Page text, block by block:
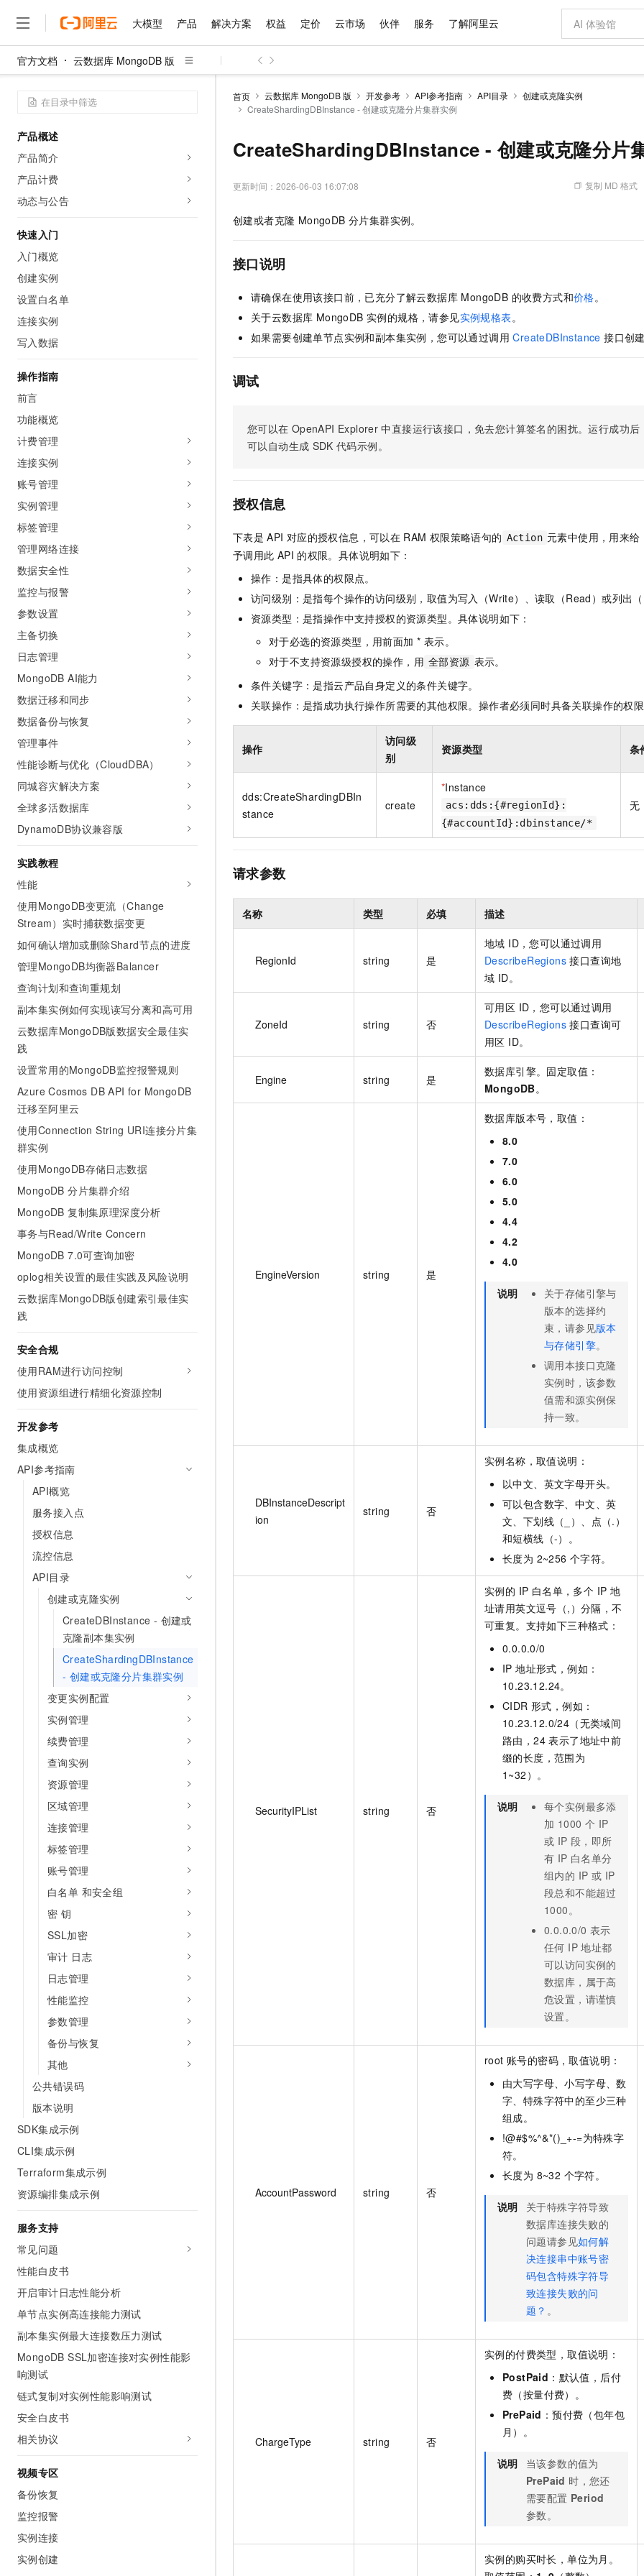
大模型 产品 解决方案 权益 定价 云市场 伙伴 服务 了解阿里云
官方文档 云数据库 MongoDB 版
产品概述
产品简介
产品计费
动态与公告
快速入门
入门概览
创建实例
设置白名单
连接实例
写入数据
操作指南
前言
功能概览
计费管理
连接实例
账号管理
实例管理
标签管理
管理网络连接
数据安全性
监控与报警
参数设置
主备切换
日志管理
MongoDB AI能力
数据迁移和同步
数据备份与恢复
管理事件
性能诊断与优化（CloudDBA）
同城容灾解决方案
全球多活数据库
DynamoDB协议兼容版
实践教程
性能
使用MongoDB变更流（Change
Stream）实时捕获数据变更
如何确认增加或删除Shard节点的进度
管理MongoDB均衡器Balancer
查询计划和查询重规划
副本集实例如何实现读写分离和高可用
云数据库MongoDB版数据安全最佳实
践
设置常用的MongoDB监控报警规则
Azure Cosmos DB API for MongoDB
迁移至阿里云
使用Connection String URI连接分片集
群实例
使用MongoDB存储日志数据
MongoDB 分片集群介绍
MongoDB 复制集原理深度分析
事务与Read/Write Concern
MongoDB 7.0可查询加密
oplog相关设置的最佳实践及风险说明
云数据库MongoDB版创建索引最佳实
践
安全合规
使用RAM进行访问控制
使用资源组进行精细化资源控制
开发参考
集成概览
API参考指南
API概览
服务接入点
授权信息
流控信息
API目录
创建或克隆实例
CreateDBInstance - 创建或
克隆副本集实例
CreateShardingDBInstance
- 创建或克隆分片集群实例
变更实例配置
实例管理
续费管理
查询实例
资源管理
区域管理
连接管理
标签管理
账号管理
白名单 和安全组
密 钥
SSL加密
审计 日志
日志管理
性能监控
参数管理
备份与恢复
其他
公共错误码
版本说明
SDK集成示例
CLI集成示例
Terraform集成示例
资源编排集成示例
服务支持
常见问题
性能白皮书
开启审计日志性能分析
单节点实例高连接能力测试
副本集实例最大连接数压力测试
MongoDB SSL加密连接对实例性能影
响测试
链式复制对实例性能影响测试
安全白皮书
相关协议
视频专区
备份恢复
监控报警
实例连接
实例创建
首页 云数据库 MongoDB 版 开发参考 API参考指南 API目录
创建或克隆实例
CreateShardingDBInstance - 创建或克隆分片集群实例
CreateShardingDBInstance - 创建或克隆分片
更新时间： 2026-06-03 16:07:08 复制 MD 格式
创建或者克隆 MongoDB 分片集群实例。
接口说明
请确保在使用该接口前，已充分了解云数据库 MongoDB 的收费方式和价格。
关于云数据库 MongoDB 实例的规格，请参见实例规格表。
如果需要创建单节点实例和副本集实例，您可以通过调用CreateDBInstance 接口创
调试
您可以在 OpenAPI Explorer 中直接运行该接口，免去您计算签名的困扰。运行成功
可以自动生成 SDK 代码示例。
授权信息
下表是 API 对应的授权信息，可以在 RAM 权限策略语句的 Action 元素中使用，用来给
予调用此 API 的权限。具体说明如下：
操作：是指具体的权限点。
访问级别：是指每个操作的访问级别，取值为写入（Write）、读取（Read）或列出
资源类型：是指操作中支持授权的资源类型。具体说明如下：
对于必选的资源类型，用前面加 * 表示。
对于不支持资源级授权的操作，用 全部资源 表示。
条件关键字：是指云产品自身定义的条件关键字。
关联操作：是指成功执行操作所需要的其他权限。操作者必须同时具备关联操作的权
操作
访问级
别
资源类型 条
dds:CreateShardingDBIn
stance
create
*Instance
acs:dds:{#regionId}:
{#accountId}:dbinstance/*
无
请求参数
名称 类型 必填 描述
RegionId string 是
地域 ID，您可以通过调用
DescribeRegions 接口查询地
域 ID。
ZoneId string 否
可用区 ID，您可以通过调用
DescribeRegions 接口查询可
用区 ID。
Engine string 是
数据库引擎。固定取值：
MongoDB。
EngineVersion string 是
数据库版本号，取值：
8.0
7.0
6.0
5.0
4.4
4.2
4.0
说明
关于存储引擎与
版本的选择约
束，请参见版本
与存储引擎。
调用本接口克隆
实例时，该参数
值需和源实例保
持一致。
DBInstanceDescript
ion
string 否
实例名称，取值说明：
以中文、英文字母开头。
可以包含数字、中文、英
文、下划线（_）、点（.）
和短横线（-）。
长度为 2~256 个字符。
SecurityIPList string 否
实例的 IP 白名单，多个 IP 地
址请用英文逗号（,）分隔，不
可重复。支持如下三种格式：
0.0.0.0/0
IP 地址形式，例如：
10.23.12.24。
CIDR 形式，例如：
10.23.12.0/24（无类域间
路由，24 表示了地址中前
缀的长度，范围为
1~32）。
说明
每个实例最多添
加 1000 个 IP
或 IP 段，即所
有 IP 白名单分
组内的 IP 或 IP
段总和不能超过
1000。
0.0.0.0/0 表示
任何 IP 地址都
可以访问实例的
数据库，属于高
危设置，请谨慎
设置。
AccountPassword string 否
root 账号的密码，取值说明：
由大写字母、小写字母、数
字、特殊字符中的至少三种
组成。
!@#$%^&*()_+-=为特殊字
符。
长度为 8~32 个字符。
说明
关于特殊字符导致
数据库连接失败的
问题请参见如何解
决连接串中账号密
码包含特殊字符导
致连接失败的问
题？ 。
ChargeType string 否
实例的付费类型，取值说明：
PostPaid ：默认值，后付
费（按量付费）。
PrePaid ：预付费（包年包
月）。
说明
当该参数的值为
PrePaid 时，您还
需要配置 Period
参数。
实例的购买时长，单位为月。
大模型
千问AI平台
大模型
文本生成
Qwen3.8-Max HOT
Qwen3.7-Plus
Qwen3-VL-Plus GLM-5.2
1M上下文，专为长程任务能力而生
图片和
大模型服务
个人版上线、团队版降价；千问3.8-Max首发发尝鲜
Happy 系列大模型
丰富多元化的应用模版和解决方案 面向真实软件
大模型解决方案
快速部署 Dify，高效搭建 AI 应用
依托云原生高可用架构,实现Dify私有化部署
10 分钟在聊天系统中增加一个 AI 助手
在企业官网、通讯软件中为客户提供 AI 客服
10分钟微调：让0.6B模型媲美235B模型
即刻拥有 DeepSeek-R1 满血版
多模态数据
产品
精选产品
容器
存储
网络与CDN
安全
数据库
大数据计算
媒体服务
企业服务与云通信
域名与网站
终端用户计算
Serverless
开发工具
迁移与运维管理
专有云
精选产品
大模型服务平台百炼 大模型
千问大模型 大模型
随时随地安全接入的云上超级电脑
面向分析的企业级SaaS模式云数据仓库
域名与网站
对象存储 OSS
一站式AI开发、训练和推理服务
提供一站式管理容器应用的 K8s 服务
云数据库
云原生的云上
解决方案
精选解决方案
大数据
现代化应用
安全
网络
上云与迁云
企业出海
政企业务
精选解决方案
千问办公，解锁你的工作新方式
Agency Agents：拥有专属领域专家
可视化编排打通从文字构思到成片全链路闭环
睿译宝，AI翻译排版一步到位
GLM-5.2：长任务时代开源旗舰模型
自主进化，持久记忆，越用越聪明
即刻拥有
权益 普惠上云
普惠上云 官方力荐
官方推荐返现计划
高校专属算力普惠，学生认证享300元代金券
免费试用
最高领取价值200元试用点，立即开启云上创新
AI 产品 免费试用
140+云产品 免费试用
大模型ACA认证体验
助力企业全员 AI 认知与能力提升
AI 特惠
智启 AI 普惠权益
阿里云 OPC 创新助力计划
Qwen3.8-Max 首发尝鲜，限时加量 10 倍，夜间低至2折
送.CN域名，送备案服务码
Night Plan 支持 Qwen 3.8-Max NEW
AI 场景体
AI 电商营销
AI助力短剧漫
AI 办公
定价 产品定价
了解云产品的定价详情
云上成本管理
价格计算器
自助选配和估算价格
价格优势
配置报价
云市场 精选商城
网站建设
友盟天域
观测云
蓝凌 OA
电子合同
畅捷通
Tableau 订阅
行业生态解决方案
数据与 API
数据集
OCR 文字识别
快递物流查询
企业应用
基础软件
宝塔 Linux
CentOS
Docker
WordPress
Red Hat
APP 开发
伙伴 成为销售伙伴
分销伙伴
AI 大模型销售与服务生态合作计划
成为产品伙伴
产品生态集成认证中心
产品伙伴
云存储合作
数据库合作
成为服务
服务 售前咨询
在线服务
售后服务
自助服务
短信专区
企业增值服务
企业支持计划
阿里云认证
全部认证
训练营
了解阿里云 为什么选择阿里云
什么是云计算
安全合规
分析师报告
AI 算法大赛
云开发大赛
最佳实践
云上春晚
看见新力量
市场活动
云栖大会
活动全景
高校合作